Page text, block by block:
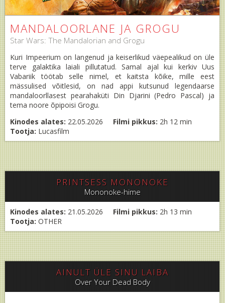
MANDALOORLANE JA GROGU
Star Wars: The Mandalorian and Grogu
Kuri Impeerium on langenud ja keiserlikud väepealikud on üle
terve galaktika laiali pillutatud. Samal ajal kui kerkiv Uus
Vabariik töötab selle nimel, et kaitsta kõike, mille eest
mässulised võitlesid, on nad appi kutsunud legendaarse
mandaloorllasest pearahaküti Din Djarini (Pedro Pascal) ja
tema noore õpipoisi Grogu.
Kinodes alates: 22.05.2026 Filmi pikkus: 2h 12 min
Tootja: Lucasfilm
PRINTSESS MONONOKE
Mononoke-hime
Kinodes alates: 21.05.2026 Filmi pikkus: 2h 13 min
Tootja: OTHER
AINULT ÜLE SINU LAIBA
Over Your Dead Body